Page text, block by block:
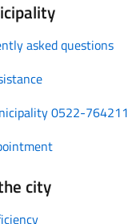
asked questions
0522-764211
city